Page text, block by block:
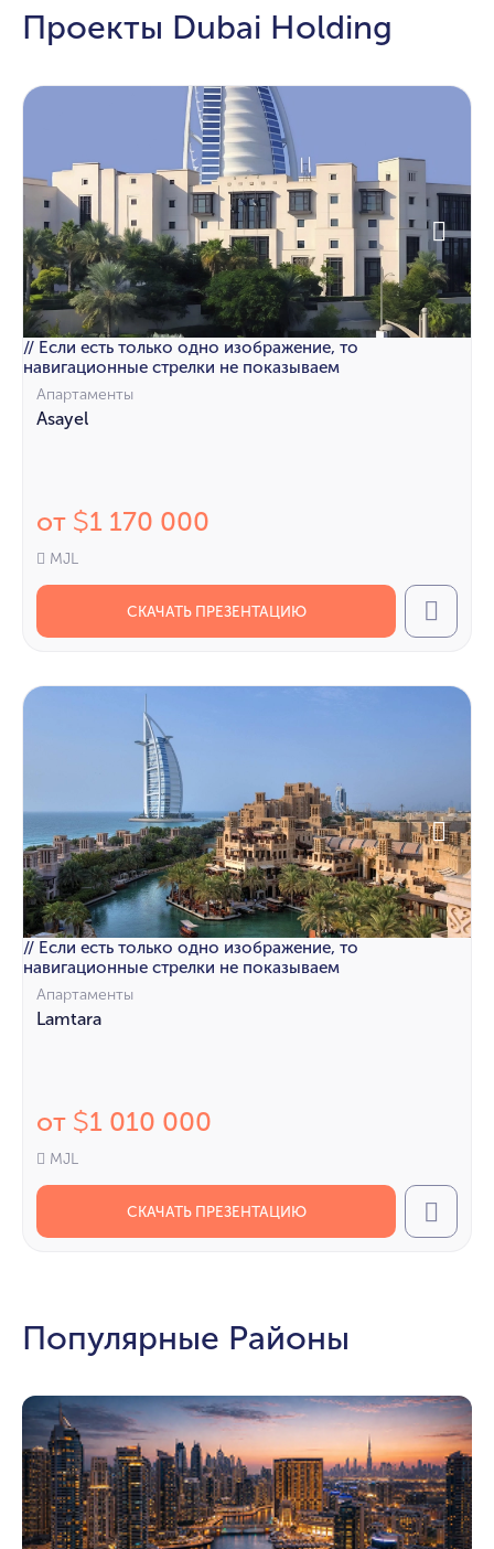
Проекты Dubai Holding
// Если есть только одно изображение, то
навигационные стрелки не показываем
Апартаменты
Asayel
от $1 170 000
MJL
СКАЧАТЬ ПРЕЗЕНТАЦИЮ Call
// Если есть только одно изображение, то
навигационные стрелки не показываем
Апартаменты
Lamtara
от $1 010 000
MJL
СКАЧАТЬ ПРЕЗЕНТАЦИЮ Call
Популярные Районы